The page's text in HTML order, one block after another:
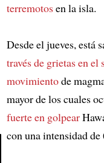
terremotosen la isla.
Desde el jueves, está
través de grietas en el
movimientode
mayor de los cuales
fuerteen golpear
con una intensidad de